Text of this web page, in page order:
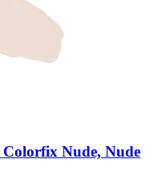
Colorfix Nude, Nude